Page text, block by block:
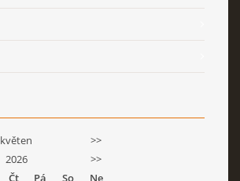
květen
>>
2026
>>
Čt Pá So Ne